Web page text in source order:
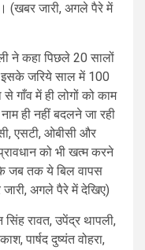
(खबर जारी, अगले पैरे में
ने कहा पिछले 20 सालों
इसके जरिये साल में 100
गाँव में ही लोगों को काम
ही नहीं बदलने जा रही
एसटी, ओबीसी और
को भी खत्म करने
जब तक ये बिल वापस
जारी, अगले पैरे में देखिए)
रावत, उपेंद्र थापली,
पार्षद दुष्यंत वोहरा,